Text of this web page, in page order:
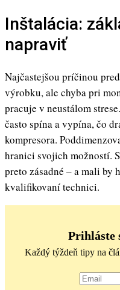
Inštalácia:
napraviť
Najčastejšou príčinou
výrobku, ale chyba pri
pracuje v neustálom
často spína a vypína, čo
kompresora.
hranici svojich možností.
preto zásadné – a mali by
kvalifikovaní technici.
Prihláste
Každý týždeň tipy na